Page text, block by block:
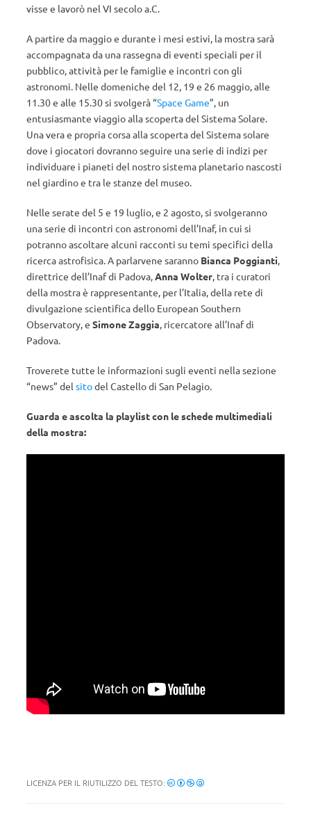
visse e lavorò nel VI secolo a.C.
A partire da maggio e durante i mesi estivi, la mostra sarà
accompagnata da una rassegna di eventi speciali per il
pubblico, attività per le famiglie e incontri con gli
astronomi. Nelle domeniche del 12, 19 e 26 maggio, alle
11.30 e alle 15.30 si svolgerà “Space Game”, un
entusiasmante viaggio alla scoperta del Sistema Solare.
Una vera e propria corsa alla scoperta del Sistema solare
dove i giocatori dovranno seguire una serie di indizi per
individuare i pianeti del nostro sistema planetario nascosti
nel giardino e tra le stanze del museo.
Nelle serate del 5 e 19 luglio, e 2 agosto, si svolgeranno
una serie di incontri con astronomi dell’Inaf, in cui si
potranno ascoltare alcuni racconti su temi specifici della
ricerca astrofisica. A parlarvene saranno Bianca Poggianti,
direttrice dell’Inaf di Padova,Anna Wolter, tra i curatori
della mostra è rappresentante, per l’Italia, della rete di
divulgazione scientifica dello European Southern
Observatory, e Simone Zaggia, ricercatore all’Inaf di
Padova.
Troverete tutte le informazioni sugli eventi nella sezione
“news” del sitodel Castello di San Pelagio.
Guarda e ascolta la playlist con le schede multimediali
della mostra:
LICENZA PER IL RIUTILIZZO DEL TESTO: